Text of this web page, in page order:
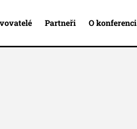
Partneři O konferenci